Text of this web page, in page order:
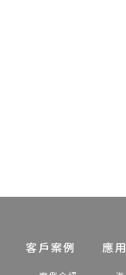
客戶案例 應